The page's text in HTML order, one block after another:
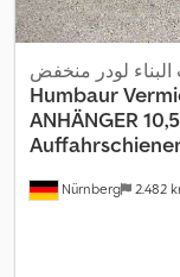
Nürnberg 2.482
البناء لودر منخفض
Humbaur
ANHÄNGER